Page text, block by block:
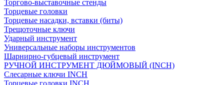
Торгово-выставочные стенды
Торцевые головки
Торцевые насадки, вставки (биты)
Трещоточные ключи
Ударный инструмент
Универсальные наборы инструментов
Шарнирно-губцевый инструмент
РУЧНОЙ ИНСТРУМЕНТ ДЮЙМОВЫЙ (INCH)
Слесарные ключи INCH
Торцевые головки INCH